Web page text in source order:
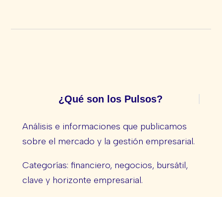
¿Qué son los Pulsos?
Análisis e informaciones que publicamos
sobre el mercado y la gestión empresarial.
Categorías: financiero, negocios, bursátil,
clave y horizonte empresarial.